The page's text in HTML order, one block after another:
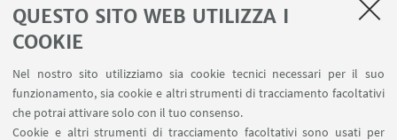
QUESTO SITO WEB UTILIZZA I
COOKIE
Nel nostro sito utilizziamo sia cookie tecnici necessari per il suo
funzionamento, sia cookie e altri strumenti di tracciamento facoltativi
che potrai attivare solo con il tuo consenso.
Cookie e altri strumenti di tracciamento facoltativi sono usati per
5. Corpo e sport: moda, consumi, nuove
dipendenze;
6. Educazione del corpo tra Oriente e Occidente;
7. Associazionismo sportivo, volontariato,
cittadinanza;